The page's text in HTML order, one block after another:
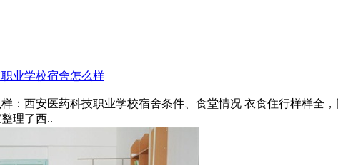
业学校宿舍怎么样
：西安医药科技职业学校宿舍条件、食堂情况 衣食住行样样全
理了西..